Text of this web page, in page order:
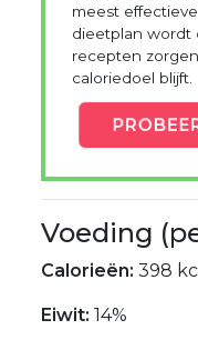
meest
dieetplan wordt
recepten
caloriedoel blijft.
Voeding
Calorieën: 398
Eiwit: 14%